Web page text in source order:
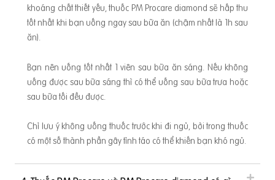
khoáng chất thiết yếu, thuốc PM Procare diamond sẽ hấp thu
tốt nhất khi bạn uống ngay sau bữa ăn (chậm nhất là 1h sau
ăn).
Bạn nên uống tốt nhất 1 viên sau bữa ăn sáng. Nếu không
uống được sau bữa sáng thì có thể uống sau bữa trưa hoặc
sau bữa tối đều được.
Chỉ lưu ý không uống thuốc trước khi đi ngủ, bởi trong thuốc
có một số thành phần gây tỉnh táo có thể khiến bạn khó ngủ.